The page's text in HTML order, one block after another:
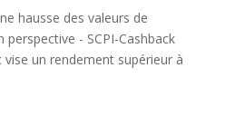
hausse des valeurs de
perspective - SCPI-Cashback
vise un rendement supérieur à